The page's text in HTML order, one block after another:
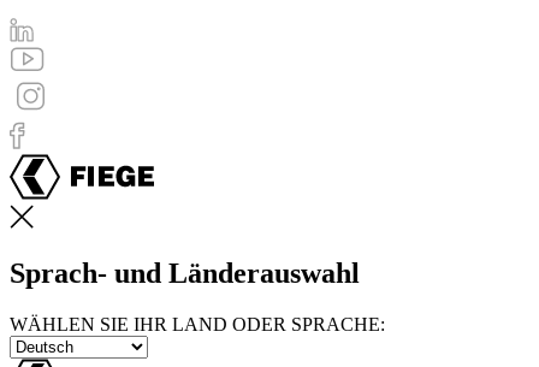
Sprach- und Länderauswahl
WÄHLEN SIE IHR LAND ODER SPRACHE: